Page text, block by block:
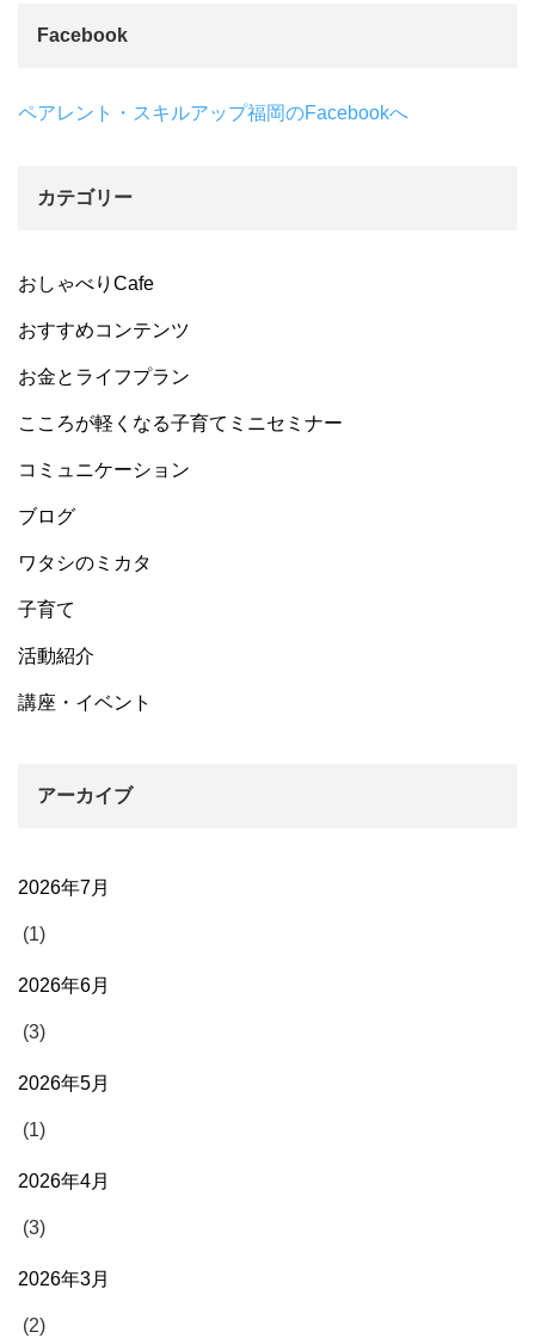
Facebook
ペアレント・スキルアップ福岡のFacebookへ
カテゴリー
おしゃべりCafe
おすすめコンテンツ
お金とライフプラン
こころが軽くなる子育てミニセミナー
コミュニケーション
ブログ
ワタシのミカタ
子育て
活動紹介
講座・イベント
アーカイブ
2026年7月
(1)
2026年6月
(3)
2026年5月
(1)
2026年4月
(3)
2026年3月
(2)